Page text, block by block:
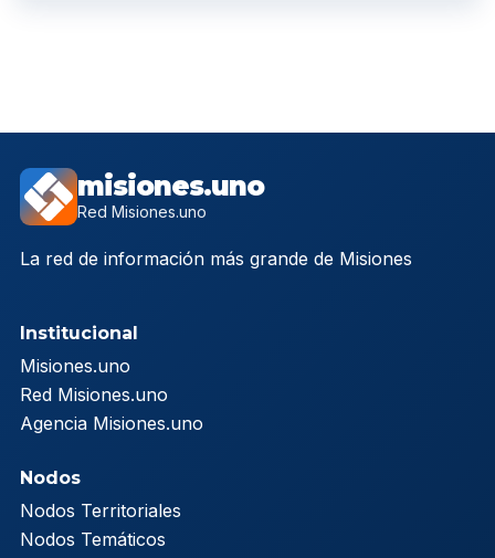
misiones.uno
Red Misiones.uno
La red de información más grande de Misiones
Institucional
Misiones.uno
Red Misiones.uno
Agencia Misiones.uno
Nodos
Nodos Territoriales
Nodos Temáticos